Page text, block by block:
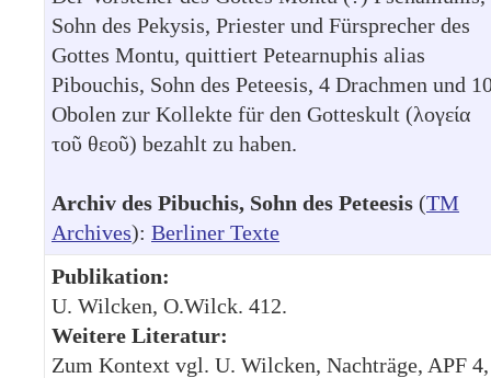
Sohn des Pekysis, Priester und Fürsprecher des
Gottes Montu, quittiert Petearnuphis alias
Pibouchis, Sohn des Peteesis, 4 Drachmen und
Obolen zur Kollekte für den Gotteskult (λογεία
τοῦ θεοῦ) bezahlt zu haben.
Archiv des Pibuchis, Sohn des Peteesis (TM
Archives): Berliner Texte
Publikation:
U. Wilcken, O.Wilck. 412.
Weitere Literatur:
Zum Kontext vgl. U. Wilcken, Nachträge, APF 4,